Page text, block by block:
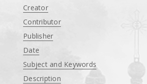
Creator
Contributor
Publisher
Date
Subject and Keywords
Description